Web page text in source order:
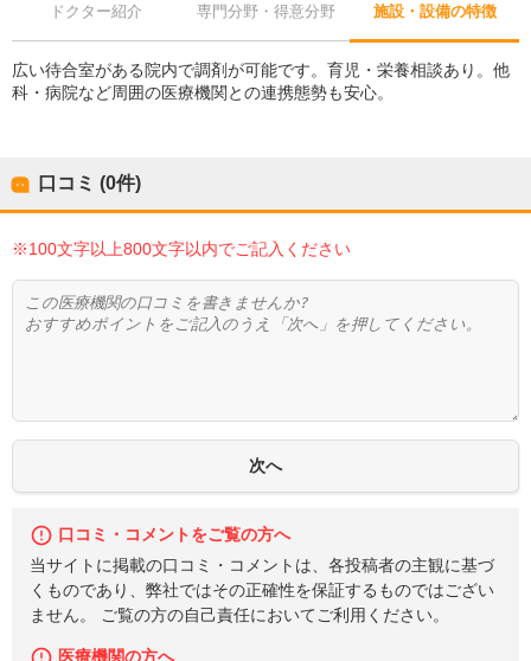
ドクター紹介 専門分野・得意分野 施設・設備の特徴
広い待合室がある院内で調剤が可能です。育児・栄養相談あり。他
科・病院など周囲の医療機関との連携態勢も安心。
口コミ (0件)
※100文字以上800文字以内でご記入ください
口コミ・コメントをご覧の方へ
当サイトに掲載の口コミ・コメントは、各投稿者の主観に基づ
くものであり、弊社ではその正確性を保証するものではござい
ません。 ご覧の方の自己責任においてご利用ください。
医療機関の方へ